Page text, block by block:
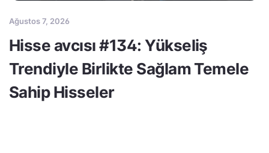
Ağustos 7, 2026
Hisse avcısı #134: Yükseliş
Trendiyle Birlikte Sağlam Temele
Sahip Hisseler